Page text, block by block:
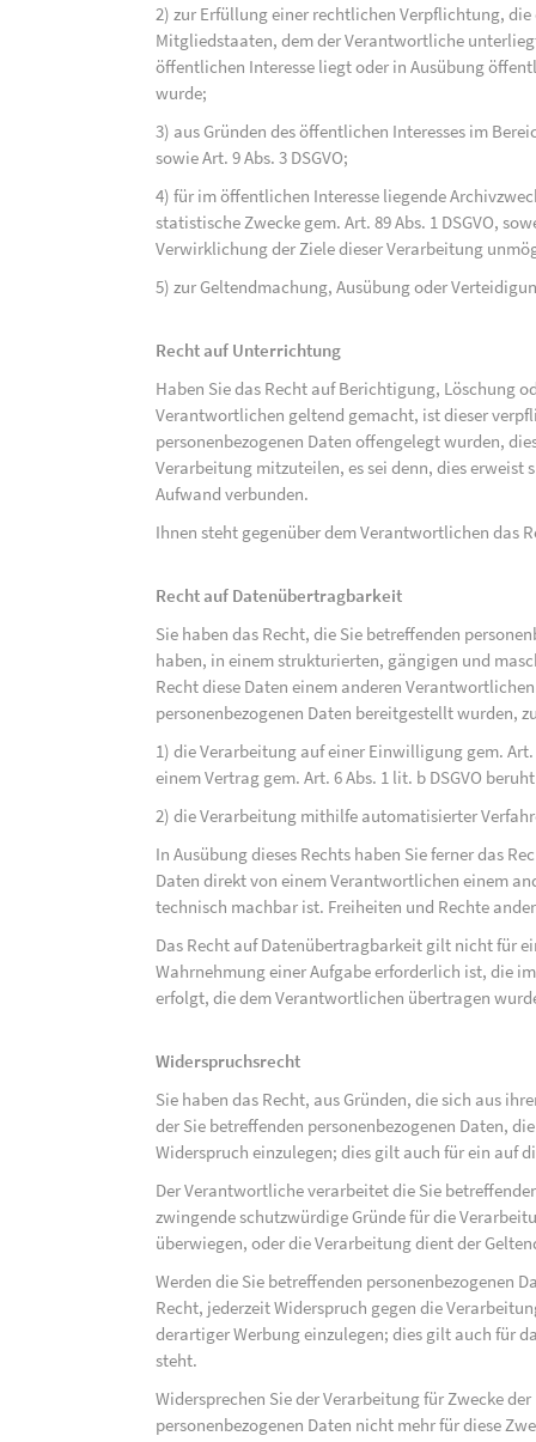
2) zur Erfüllung einer rechtlichen Verpflichtung,
Mitgliedstaaten, dem der Verantwortliche
öffentlichen Interesse liegt oder in Ausübung
wurde;
3) aus Gründen des öffentlichen Interesses im
sowie Art. 9 Abs. 3 DSGVO;
4) für im öffentlichen Interesse liegende
statistische Zwecke gem. Art. 89 Abs. 1 DSGVO,
Verwirklichung der Ziele dieser Verarbeitung
5) zur Geltendmachung, Ausübung oder
Recht auf Unterrichtung
Haben Sie das Recht auf Berichtigung, Löschung
Verantwortlichen geltend gemacht, ist dieser
personenbezogenen Daten offengelegt wurden,
Verarbeitung mitzuteilen, es sei denn, dies
Aufwand verbunden.
Ihnen steht gegenüber dem Verantwortlichen das
Recht auf Datenübertragbarkeit
Sie haben das Recht, die Sie betreffenden
haben, in einem strukturierten, gängigen und
Recht diese Daten einem anderen
personenbezogenen Daten bereitgestellt wurden,
1) die Verarbeitung auf einer Einwilligung gem. Art.
einem Vertrag gem. Art. 6 Abs. 1 lit. b DSGVO
2) die Verarbeitung mithilfe automatisierter
In Ausübung dieses Rechts haben Sie ferner das
Daten direkt von einem Verantwortlichen einem
technisch machbar ist. Freiheiten und Rechte
Das Recht auf Datenübertragbarkeit gilt nicht für
Wahrnehmung einer Aufgabe erforderlich ist, die
erfolgt, die dem Verantwortlichen übertragen
Widerspruchsrecht
Sie haben das Recht, aus Gründen, die sich aus
der Sie betreffenden personenbezogenen Daten,
Widerspruch einzulegen; dies gilt auch für ein auf
Der Verantwortliche verarbeitet die Sie
zwingende schutzwürdige Gründe für die
überwiegen, oder die Verarbeitung dient der
Werden die Sie betreffenden personenbezogenen
Recht, jederzeit Widerspruch gegen die
derartiger Werbung einzulegen; dies gilt auch für
steht.
Widersprechen Sie der Verarbeitung für Zwecke
personenbezogenen Daten nicht mehr für diese